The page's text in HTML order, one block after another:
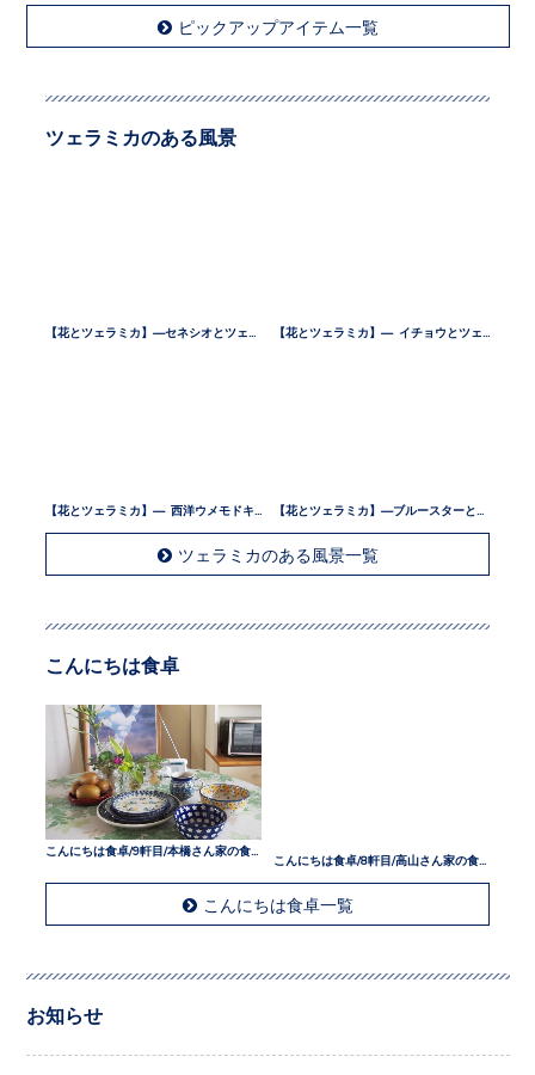
ピックアップアイテム一覧
ツェラミカのある風景
ツェラミカのある風景一覧
2026.07.29 【予告】Ceramika陶器市2026オンラインストアでも開催！